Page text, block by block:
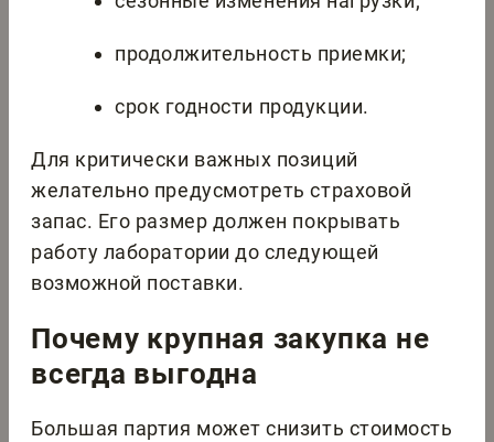
продолжительность приемки;
срок годности продукции.
Для критически важных позиций
желательно предусмотреть страховой
запас. Его размер должен покрывать
работу лаборатории до следующей
возможной поставки.
Почему крупная закупка не
всегда выгодна
Большая партия может снизить стоимость